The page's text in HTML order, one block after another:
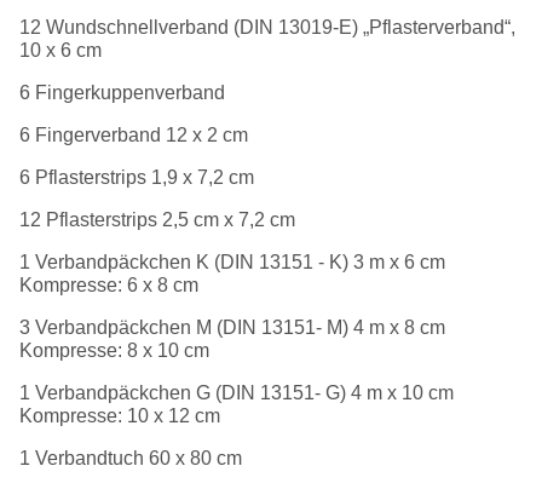
12 Wundschnellverband (DIN 13019-E) „Pflasterverband“,
10 x 6 cm
6 Fingerkuppenverband
6 Fingerverband 12 x 2 cm
6 Pflasterstrips 1,9 x 7,2 cm
12 Pflasterstrips 2,5 cm x 7,2 cm
1 Verbandpäckchen K (DIN 13151 - K) 3 m x 6 cm
Kompresse: 6 x 8 cm
3 Verbandpäckchen M (DIN 13151- M) 4 m x 8 cm
Kompresse: 8 x 10 cm
1 Verbandpäckchen G (DIN 13151- G) 4 m x 10 cm
Kompresse: 10 x 12 cm
1 Verbandtuch 60 x 80 cm